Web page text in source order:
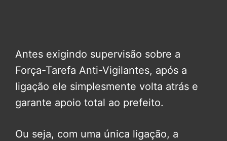
Antes exigindo supervisão sobre a
Força-Tarefa Anti-Vigilantes, após a
ligação ele simplesmente volta atrás e
garante apoio total ao prefeito.
Ou seja, com uma única ligação, a